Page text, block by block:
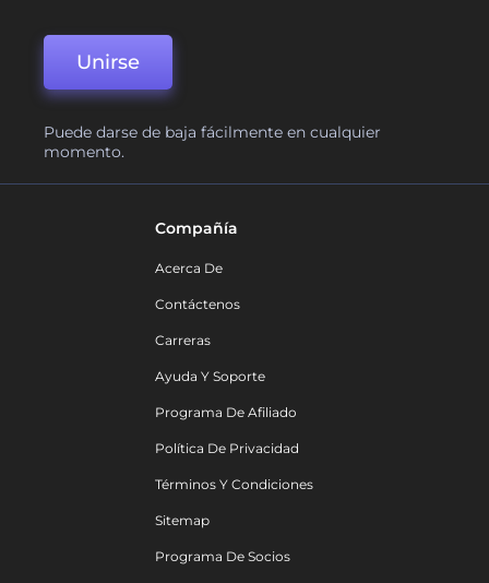
Unirse
Puede darse de baja fácilmente en cualquier
momento.
Compañía
Acerca De
Contáctenos
Carreras
Ayuda Y Soporte
Programa De Afiliado
Política De Privacidad
Términos Y Condiciones
Sitemap
Programa De Socios